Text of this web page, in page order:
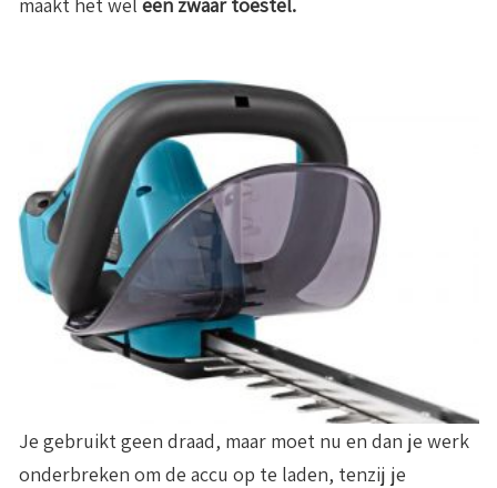
maakt het wel een zwaar toestel.
Je gebruikt geen draad, maar moet nu en dan je werk
onderbreken om de accu op te laden, tenzij je